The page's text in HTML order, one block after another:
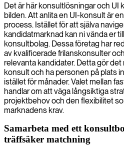
Det är här konsultlösningar och UI
bilden. Att anlita en UI-konsult är
process. Istället för att själva
kandidatmarknad kan ni vända er
konsultbolag. Dessa företag har
av kvalificerade frilanskonsulter
relevanta kandidater. Detta gör
konsult och ha personen på plats
istället för månader. Valet mellan
handlar om att väga långsiktiga
projektbehov och den flexibilitet
marknadens krav.
Samarbeta med ett
träffsäker matchning